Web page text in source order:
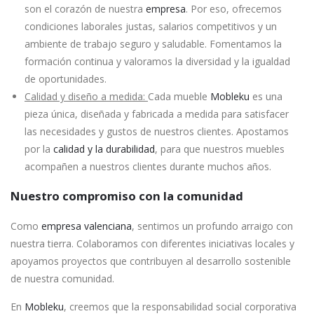
son el corazón de nuestra empresa. Por eso, ofrecemos
condiciones laborales justas, salarios competitivos y un
ambiente de trabajo seguro y saludable. Fomentamos la
formación continua y valoramos la diversidad y la igualdad
de oportunidades.
Calidad y diseño a medida: Cada mueble Mobleku es una
pieza única, diseñada y fabricada a medida para satisfacer
las necesidades y gustos de nuestros clientes. Apostamos
por la calidad y la durabilidad, para que nuestros muebles
acompañen a nuestros clientes durante muchos años.
Nuestro compromiso con la comunidad
Como empresa valenciana, sentimos un profundo arraigo con
nuestra tierra. Colaboramos con diferentes iniciativas locales y
apoyamos proyectos que contribuyen al desarrollo sostenible
de nuestra comunidad.
En Mobleku, creemos que la responsabilidad social corporativa